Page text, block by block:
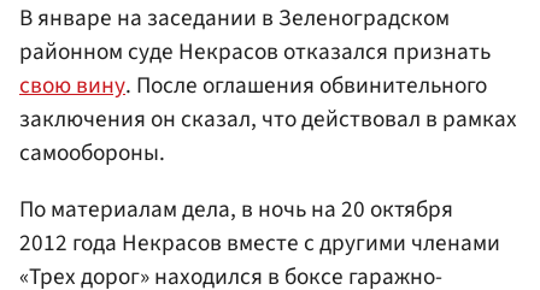
В январе на заседании в Зеленоградском
районном суде Некрасов отказался признать
свою вину. После оглашения обвинительного
заключения он сказал, что действовал в рамках
самообороны.
По материалам дела, в ночь на 20 октября
2012 года Некрасов вместе с другими членами
«Трех дорог» находился в боксе гаражно-